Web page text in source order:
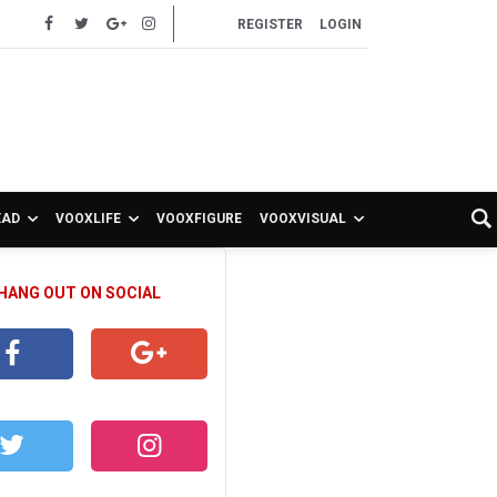
REGISTER LOGIN
VOOXLIFE VOOXFIGURE VOOXVISUAL
OUT ON SOCIAL